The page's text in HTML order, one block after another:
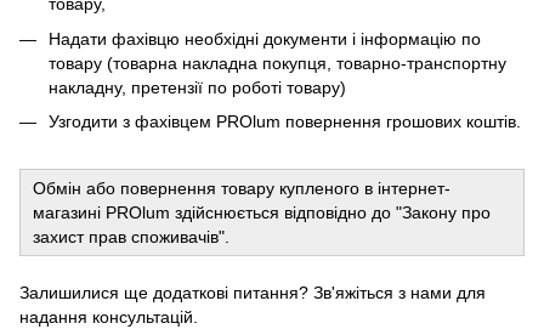
товару,
Надати фахівцю необхідні документи і інформацію по
товару (товарна накладна покупця, товарно-транспортну
накладну, претензії по роботі товару)
Узгодити з фахівцем PROlum повернення грошових коштів.
Обмін або повернення товару купленого в інтернет-
магазині PROlum здійснюється відповідно до "Закону про
захист прав споживачів".
Залишилися ще додаткові питання? Зв'яжіться з нами для
надання консультацій.